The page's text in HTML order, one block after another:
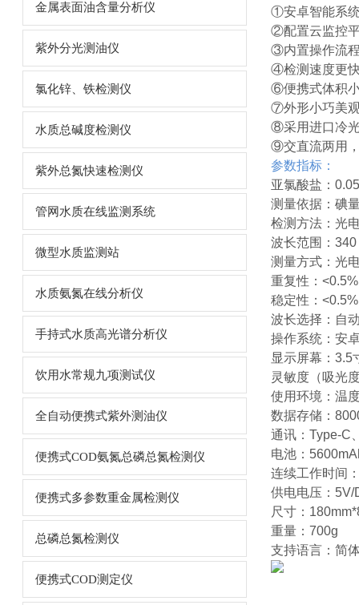
金属表面油含量分析仪
紫外分光测油仪
氯化锌、铁检测仪
水质总碱度检测仪
紫外总氮快速检测仪
管网水质在线监测系统
微型水质监测站
水质氨氮在线分析仪
手持式水质高光谱分析仪
饮用水常规九项测试仪
全自动便携式紫外测油仪
便携式COD氨氮总磷总氮检测仪
便携式多参数重金属检测仪
总磷总氮检测仪
便携式COD测定仪
①安卓智能系
②配置云监控
③内置操作流
④检测速度更
⑥便携式体积
⑦外形小巧美
⑧采用进口冷
⑨交直流两用
参数指标：
亚氯酸盐：
测量依据：碘
检测方法：光
波长范围：
测量方式：光
重复性：<0.5%
稳定性：<0.5%
波长选择：自
操作系统：安
显示屏幕：3.5
灵敏度（吸光
使用环境：温
数据存储：
通讯：Type-C
电池：
连续工作时间
供电电压：5V/
尺寸：
重量：700g
支持语言：简